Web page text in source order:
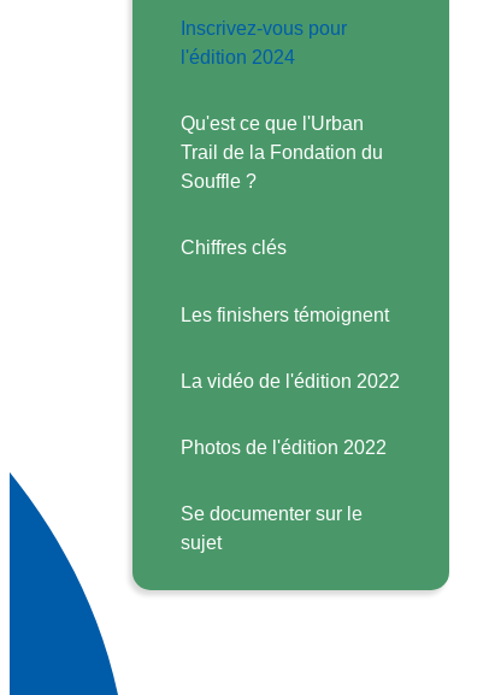
Inscrivez-vous pour
l'édition 2024
Qu'est ce que l'Urban
Trail de la Fondation du
Souffle ?
Chiffres clés
Les finishers témoignent
La vidéo de l'édition 2022
Photos de l'édition 2022
Se documenter sur le
sujet